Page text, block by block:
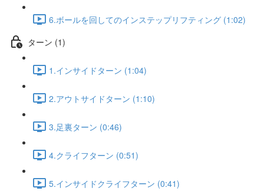
6.ボールを回してのインステップリフティング (1:02)
ターン (1)
1.インサイドターン (1:04)
2.アウトサイドターン (1:10)
3.足裏ターン (0:46)
4.クライフターン (0:51)
5.インサイドクライフターン (0:41)